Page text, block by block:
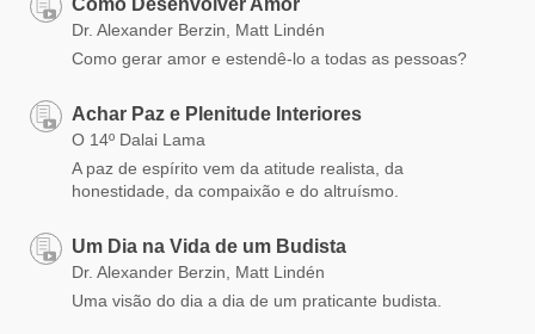
Dr. Alexander Berzin, Matt Lindén
Como gerar amor e estendê-lo a todas as pessoas?
Achar Paz e Plenitude Interiores
O 14º Dalai Lama
A paz de espírito vem da atitude realista, da
honestidade, da compaixão e do altruísmo.
Um Dia na Vida de um Budista
Dr. Alexander Berzin, Matt Lindén
Uma visão do dia a dia de um praticante budista.